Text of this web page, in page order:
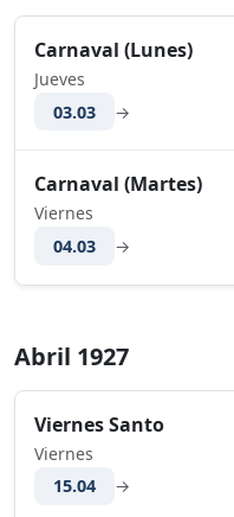
Carnaval (Lunes)
Jueves
03.03
→
Carnaval (Martes)
Viernes
04.03
→
Abril 1927
Viernes Santo
Viernes
15.04
→